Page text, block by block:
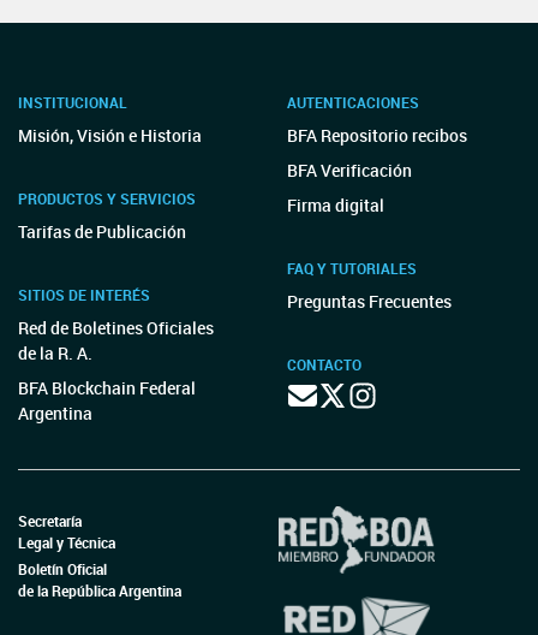
INSTITUCIONAL
Misión, Visión e Historia
PRODUCTOS Y SERVICIOS
Tarifas de Publicación
SITIOS DE INTERÉS
Red de Boletines Oficiales
de la R. A.
BFA Blockchain Federal
Argentina
AUTENTICACIONES
BFA Repositorio recibos
BFA Verificación
Firma digital
FAQ Y TUTORIALES
Preguntas Frecuentes
CONTACTO
Secretaría
Legal y Técnica
Boletín Oficial
de la República Argentina